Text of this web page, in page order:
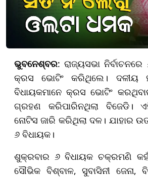
ଭୁବନେଶ୍ବର: ରାଜ୍ୟସଭା
କ୍ରସ ଭୋଟିଂ କରିଥିଲେ। ଦଳୀୟ
ବିଧାୟକମାନେ କ୍ରସ ଭୋଟିଂ
ଗ୍ରହଣ କରିପାରିନଥିଲା ବିଜେଡି।
ନୋଟିସ ଜାରି କରିଥିଲା ଦଳ। ଯାହାର
୬ ବିଧାୟକ।
ଶୁକ୍ରବାର ୬ ବିଧାୟକ ଚକ୍ରମଣି
ସୌଭିକ ବିଶ୍ବାଳ, ସୁବାସିନୀ ଜେନା,